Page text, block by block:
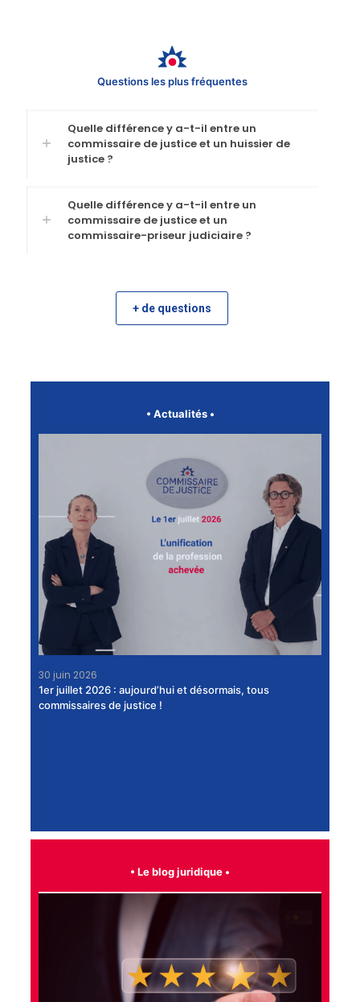
Questions les plus fréquentes
Quelle différence y a-t-il entre un
commissaire de justice et un huissier de
justice ?
Quelle différence y a-t-il entre un
commissaire de justice et un
commissaire-priseur judiciaire ?
+ de questions
• Actualités•
30 juin 2026
1er juillet 2026 : aujourd’hui et désormais, tous
commissaires de justice !
• Le blog juridique •